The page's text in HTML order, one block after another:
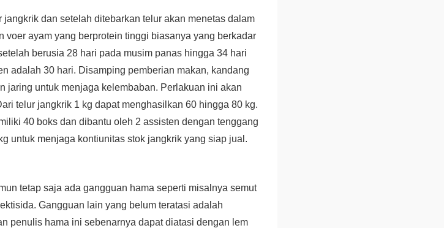
dan setelah ditebarkan telur akan menetas dalam
voer ayam yang berprotein tinggi biasanya yang berkadar
berusia 28 hari pada musim panas hingga 34 hari
adalah 30 hari. Disamping pemberian makan, kandang
jaring untuk menjaga kelembaban. Perlakuan ini akan
telur jangkrik 1 kg dapat menghasilkan 60 hingga 80 kg.
40 boks dan dibantu oleh 2 assisten dengan tenggang
untuk menjaga kontiunitas stok jangkrik yang siap jual.
tetap saja ada gangguan hama seperti misalnya semut
Gangguan lain yang belum teratasi adalah
penulis hama ini sebenarnya dapat diatasi dengan lem